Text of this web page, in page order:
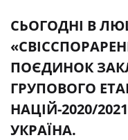
СЬОГОДНІ В
ПОЄДИНОК
ГРУПОВОГО
НАЦІЙ-2020/
УКРАЇНА.